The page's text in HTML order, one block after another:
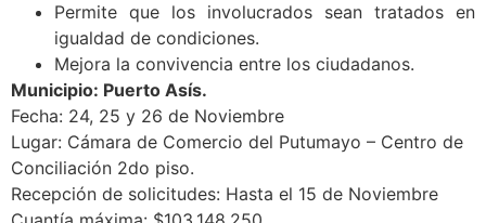
Permite que los involucrados sean tratados en
igualdad de condiciones.
Mejora la convivencia entre los ciudadanos.
Municipio: Puerto Asís.
Fecha: 24, 25 y 26 de Noviembre
Lugar: Cámara de Comercio del Putumayo – Centro de
Conciliación 2do piso.
Recepción de solicitudes: Hasta el 15 de Noviembre